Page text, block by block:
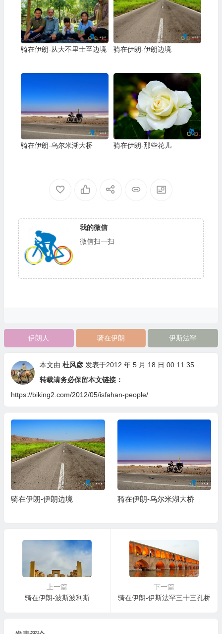
骑在伊朗-从大不里士至边境 骑在伊朗-伊朗边境
骑在伊朗-乌尔米湖大桥 骑在伊朗-那些花儿
我的微信
微信扫一扫
伊朗人 骑在伊朗 伊斯法罕
本文由 杜风彦 发表于2012 年 5 月 18 日 00:11:35
转载请务必保留本文链接：
https://biking2.com/2012/05/isfahan-people/
骑在伊朗-伊朗边境 骑在伊朗-乌尔米湖大桥
上一篇
骑在伊朗-波斯波利斯
下一篇
骑在伊朗-伊斯法罕三十三孔桥